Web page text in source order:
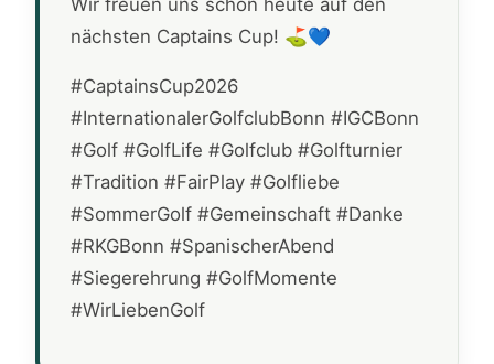
Wir freuen uns schon heute auf den
nächsten Captains Cup! ⛳💙
#CaptainsCup2026
#InternationalerGolfclubBonn #IGCBonn
#Golf #GolfLife #Golfclub #Golfturnier
#Tradition #FairPlay #Golfliebe
#SommerGolf #Gemeinschaft #Danke
#RKGBonn #SpanischerAbend
#Siegerehrung #GolfMomente
#WirLiebenGolf